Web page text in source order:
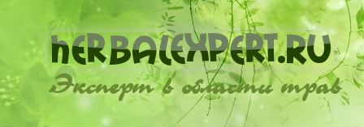
Эксперт в области трав